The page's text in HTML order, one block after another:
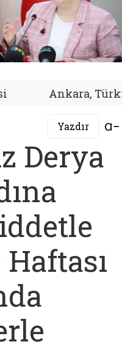
Ankara,
Yazdır
Derya